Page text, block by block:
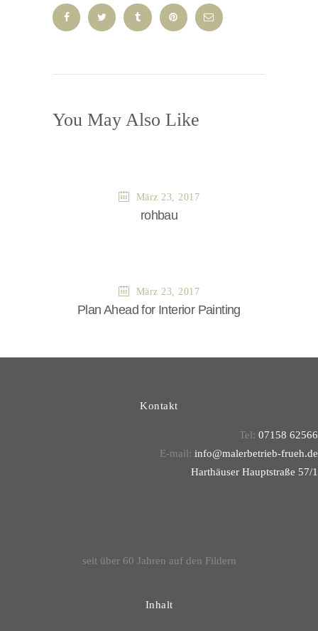
You May Also Like
März 23, 2017
rohbau
März 23, 2017
Plan Ahead for Interior Painting
Kontakt
Tel: 07158 62566
E-mail: info@malerbetrieb-frueh.de
Harthäuser Hauptstraße 57/1
seit über 60 Jahren auf den Fildern
Inhalt